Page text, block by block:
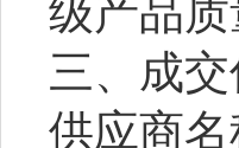
级产品
三、成
供应商